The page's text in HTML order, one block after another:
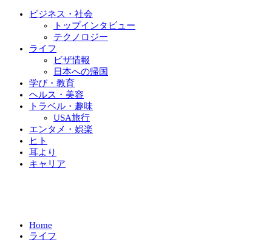
ビジネス・社会
トップインタビュー
テクノロジー
ライフ
ビザ情報
日本への帰国
学び・教育
ヘルス・美容
トラベル・趣味
USA旅行
エンタメ・娯楽
ヒト
耳より
キャリア
Home
ライフ